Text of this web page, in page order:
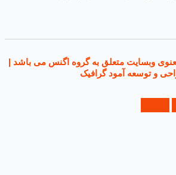
متعلق به گروه اگنس می باشد |
آمود گرافیک